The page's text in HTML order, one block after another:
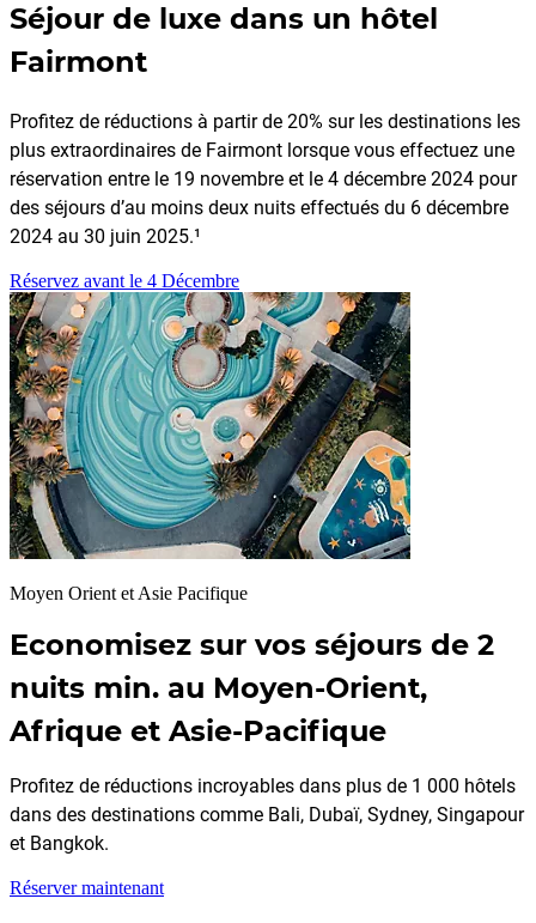
Séjour de luxe dans un hôtel
Fairmont
Profitez de réductions à partir de 20% sur les destinations les
plus extraordinaires de Fairmont lorsque vous effectuez une
réservation entre le 19 novembre et le 4 décembre 2024 pour
des séjours d’au moins deux nuits effectués du 6 décembre
2024 au 30 juin 2025.¹
Réservez avant le 4 Décembre
Moyen Orient et Asie Pacifique
Economisez sur vos séjours de 2
nuits min. au Moyen-Orient,
Afrique et Asie-Pacifique
Profitez de réductions incroyables dans plus de 1 000 hôtels
dans des destinations comme Bali, Dubaï, Sydney, Singapour
et Bangkok.
Réserver maintenant